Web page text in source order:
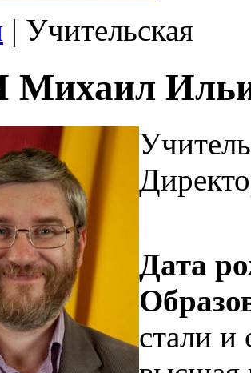
| Учительская
Дата
стали и